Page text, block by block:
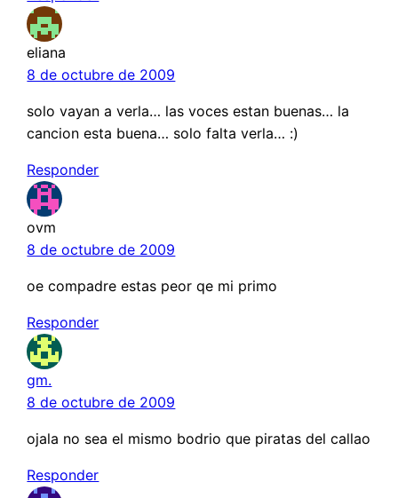
eliana
8 de octubre de 2009
solo vayan a verla… las voces estan buenas… la
cancion esta buena… solo falta verla… :)
Responder
ovm
8 de octubre de 2009
oe compadre estas peor qe mi primo
Responder
gm.
8 de octubre de 2009
ojala no sea el mismo bodrio que piratas del callao
Responder